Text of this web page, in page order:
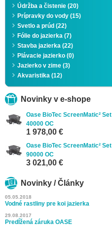
Údržba a čistenie (20)
Prípravky do vody (15)
Svetlo a prúd (22)
Fólie do jazierka (7)
Stavba jazierka (22)
Plávacie jazierko (0)
Jazierko v zime (3)
Akvaristika (12)
Novinky v e-shope
Oase BioTec ScreenMatic² Set
40000 OC
1 978,00 €
Oase BioTec ScreenMatic² Set
90000 OC
3 021,00 €
Novinky / Články
05.05.2018
Vodné rastliny pre koi jazierka
29.08.2017
Predĺžená záruka OASE